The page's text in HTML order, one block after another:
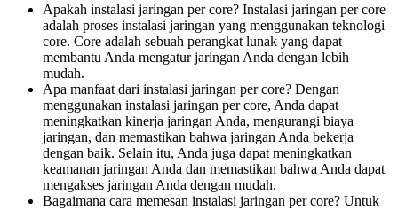
Apakah instalasi jaringan per core? Instalasi jaringan per core
adalah proses instalasi jaringan yang menggunakan teknologi
core. Core adalah sebuah perangkat lunak yang dapat
membantu Anda mengatur jaringan Anda dengan lebih
mudah.
Apa manfaat dari instalasi jaringan per core? Dengan
menggunakan instalasi jaringan per core, Anda dapat
meningkatkan kinerja jaringan Anda, mengurangi biaya
jaringan, dan memastikan bahwa jaringan Anda bekerja
dengan baik. Selain itu, Anda juga dapat meningkatkan
keamanan jaringan Anda dan memastikan bahwa Anda dapat
mengakses jaringan Anda dengan mudah.
Bagaimana cara memesan instalasi jaringan per core? Untuk